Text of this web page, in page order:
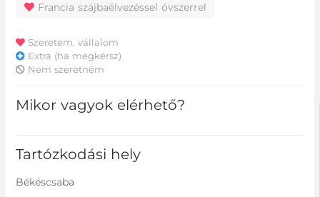
Francia szájbaélvezéssel óvszerrel
Szeretem, vállalom
Extra (ha megkérsz)
Nem szeretném
Mikor vagyok elérhető?
Tartózkodási hely
Békéscsaba